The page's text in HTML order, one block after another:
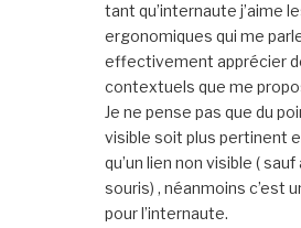
tant qu’internaute j’aime
ergonomiques qui me
effectivement apprécier
contextuels que me
Je ne pense pas que du
visible soit plus pertinent
qu’un lien non visible (
souris) , néanmoins c’est
pour l’internaute.